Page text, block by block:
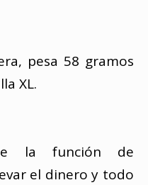
pesa 58 gramos
XL.
la función de
el dinero y todo